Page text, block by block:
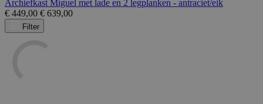
Archiefkast Miguel met lade en 2 legplanken - antraciet/eik
€ 449,00 € 639,00
Filter